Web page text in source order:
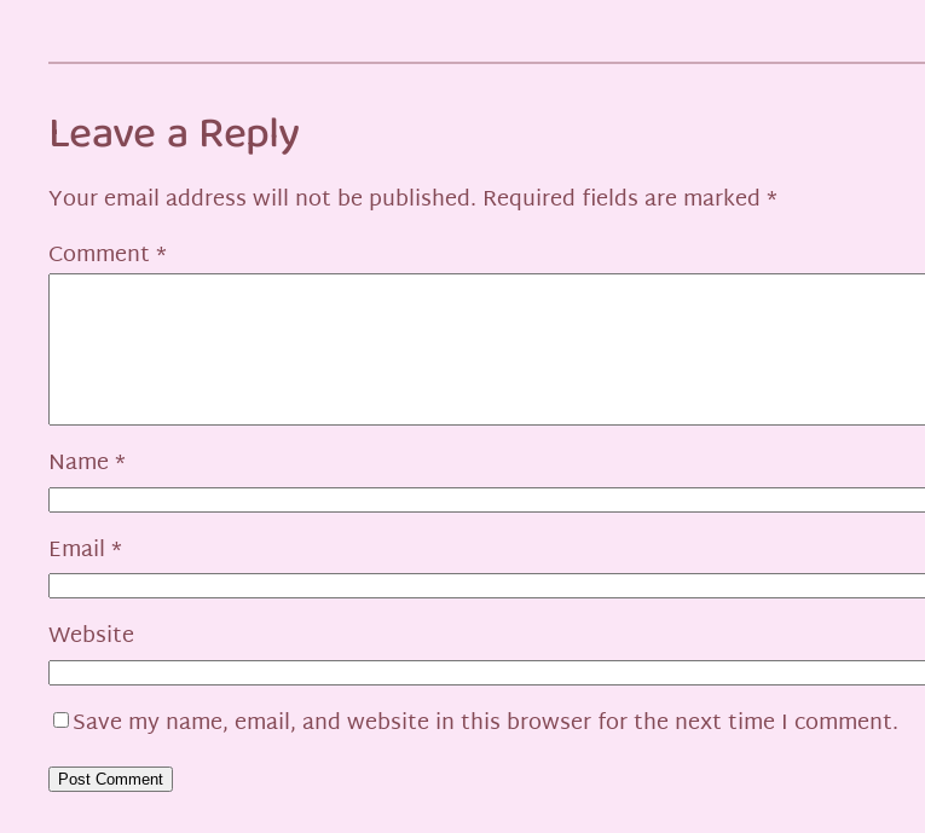
Leave a Reply
Your email address will not be published. Required fields are marked *
Comment *
Name *
Email *
Website
Save my name, email, and website in this browser for the next time I comment.